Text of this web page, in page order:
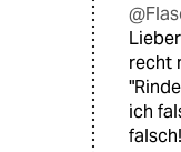
recht
ich